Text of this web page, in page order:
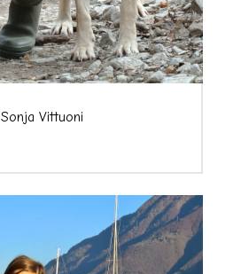
Sonja Vittuoni